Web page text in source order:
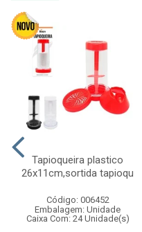
Tapioqueira plastico
26x11cm,sortida tapioqu
Código: 006452
Embalagem: Unidade
Caixa Com: 24 Unidade(s)